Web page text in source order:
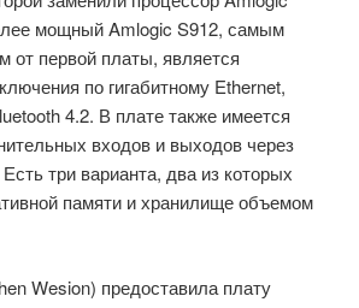
мощный Amlogic S912, самым
от первой платы, является
по гигабитному Ethernet,
4.2. В плате также имеется
входов и выходов через
три варианта, два из которых
памяти и хранилище объемом
Wesion) предоставила плату